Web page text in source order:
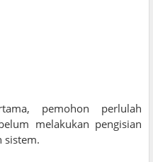
pemohon perlulah
melakukan pengisian
sistem.